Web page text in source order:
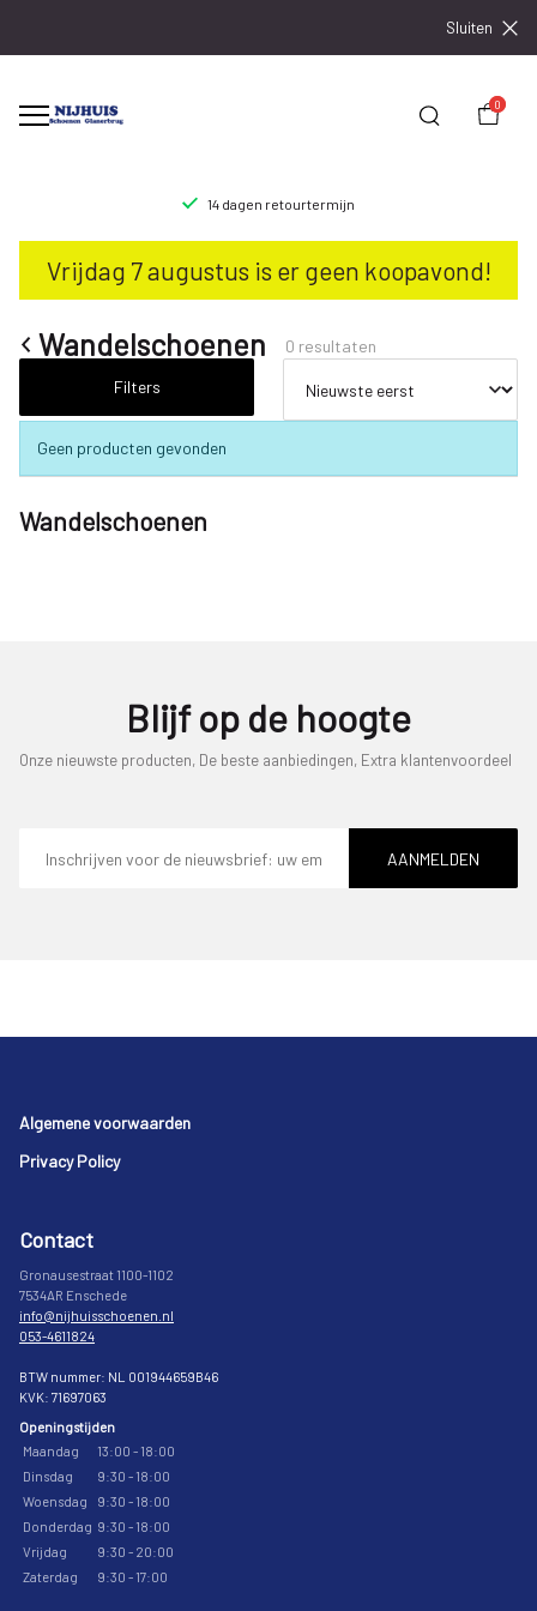
Sluiten
0
14 dagen retourtermijn
Wandelschoenen
Nijhuisschoenen
Vrijdag 7 augustus is er geen koopavond!
Wandelschoenen 0 resultaten
Filters
Geen producten gevonden
Wandelschoenen
Blijf op de hoogte
Onze nieuwste producten, De beste aanbiedingen, Extra klantenvoordeel
mailadres
AANMELDEN
Footer
Algemene voorwaarden
Privacy Policy
Contact
Gronausestraat 1100-1102
7534AR Enschede
info@nijhuisschoenen.nl
053-4611824
BTW nummer: NL 001944659B46
KVK: 71697063
Openingstijden
Maandag
13:00 - 18:00
Dinsdag
9:30 - 18:00
Woensdag
9:30 - 18:00
Donderdag 9:30 - 18:00
Vrijdag
9:30 - 20:00
Zaterdag
9:30 - 17:00